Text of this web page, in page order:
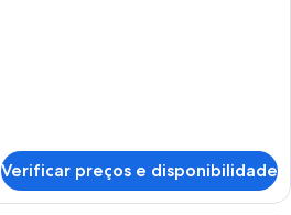
Verificar preços e disponibilidade